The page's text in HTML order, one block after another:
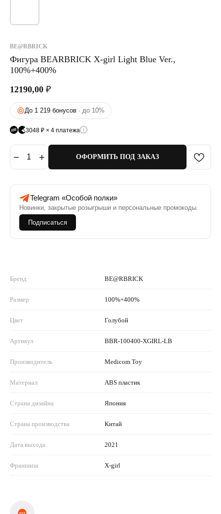
Фигура BEARBRICK X-girl Light Blue Ver.,
100%+400%
BE@RBRICK
12190,00 ₽
До 1 219 бонусов · до 10%
3048 ₽ × 4 платежа
− 1 + ОФОРМИТЬ ПОД ЗАКАЗ
Telegram «Особой полки»
Новинки, закрытые розыгрыши и персональные промокоды.
Подписаться
Бренд BE@RBRICK
Размер 100%+400%
Цвет Голубой
Артикул BBR-100400-XGIRL-LB
Производитель Medicom Toy
Материал ABS пластик
Страна дизайна Япония
Страна производства Китай
Дата выхода 2021
Франшиза X-girl